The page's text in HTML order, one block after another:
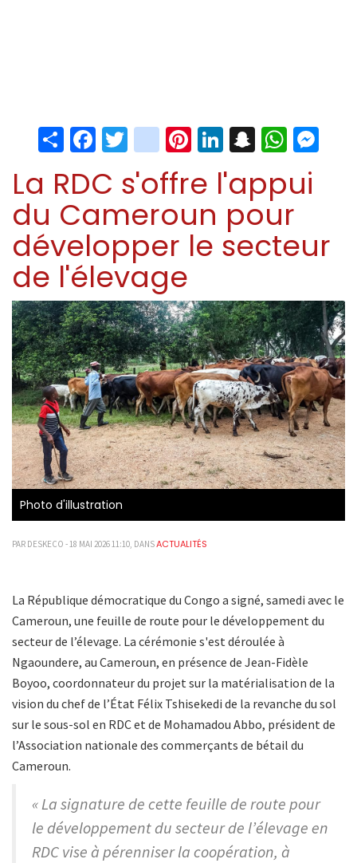
ShareFacebook
Twitter
instagram
Pinterest
LinkedIn
Snapchat
La RDC s'offre l'appui
du Cameroun pour
développer le secteur
de l'élevage
Photo d'illustration
PAR DESKECO - 18 MAI 2026 11:10, DANSACTUALITÉS
La République démocratique du Congo a signé, samedi avec le
Cameroun, une feuille de route pour le développement du
secteur de l’élevage. La cérémonie s'est déroulée à
Ngaoundere, au Cameroun, en présence de Jean-Fidèle
Boyoo, coordonnateur du projet sur la matérialisation de la
vision du chef de l’État Félix Tshisekedi de la revanche du sol
sur le sous-sol en RDC et de Mohamadou Abbo, président de
l’Association nationale des commerçants de bétail du
Cameroun.
« La signature de cette feuille de route pour
le développement du secteur de l’élevage en
RDC vise à pérenniser la coopération, à